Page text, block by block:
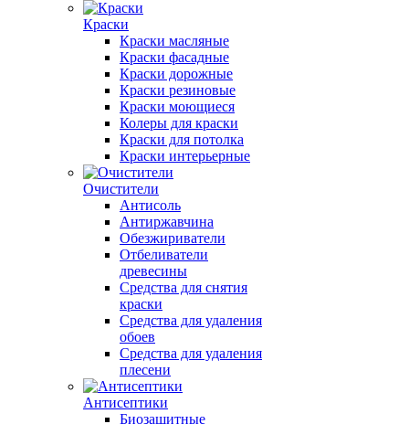
Краски
Краски масляные
Краски фасадные
Краски дорожные
Краски резиновые
Краски моющиеся
Колеры для краски
Краски для потолка
Краски интерьерные
Очистители
Антисоль
Антиржавчина
Обезжириватели
Отбеливатели
древесины
Средства для снятия
краски
Средства для удаления
обоев
Средства для удаления
плесени
Антисептики
Биозащитные